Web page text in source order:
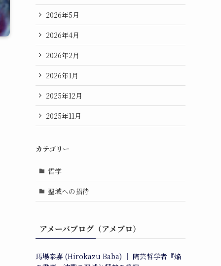
2026年5月
2026年4月
2026年2月
2026年1月
2025年12月
2025年11月
カテゴリー
哲学
聖域への招待
アメーバブログ（アメブロ）
馬場泰嘉 (Hirokazu Baba) ｜ 陶芸哲学者『焔